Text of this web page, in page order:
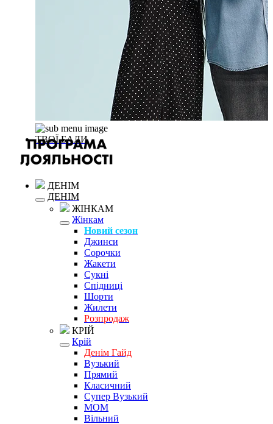
ТВОЇ БАЛИ
ДЕНІМ
ДЕНІМ
ЖІНКАМ
Жінкам
Новий сезон
Джинси
Сорочки
Жакети
Сукні
Спідниці
Шорти
Жилети
Розпродаж
КРІЙ
Крій
Денім Гайд
Вузький
Прямий
Класичний
Супер Вузький
MOM
Вільний